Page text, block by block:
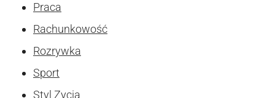
Praca
Rachunkowość
Rozrywka
Sport
Styl Zycia